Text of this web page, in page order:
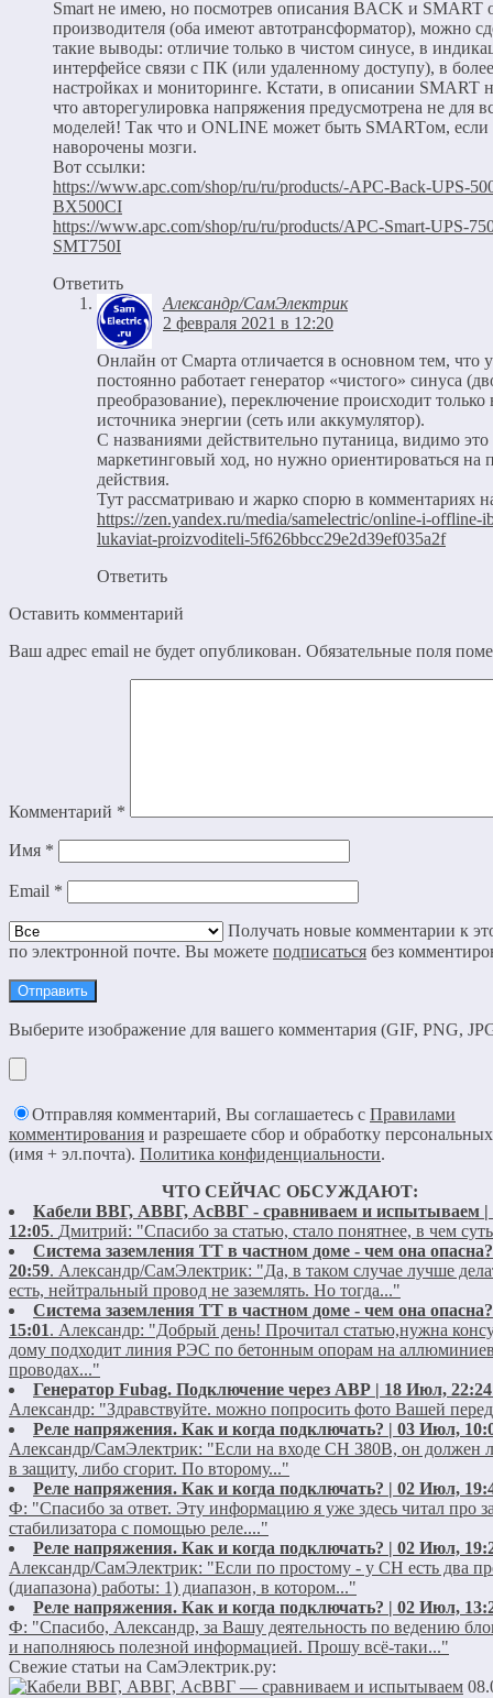
Smart не имею, но посмотрев описания BACK и SMART
производителя (оба имеют автотрансформатор), можно
такие выводы: отличие только в чистом синусе, в
интерфейсе связи с ПК (или удаленному доступу), в
настройках и мониторинге. Кстати, в описании SMART
что авторегулировка напряжения предусмотрена не для
моделей! Так что и ONLINE может быть SMARTом, если
наворочены мозги.
Вот ссылки:
https://www.apc.com/shop/ru/ru/products/-APC-Back-UPS-
BX500CI
https://www.apc.com/shop/ru/ru/products/APC-Smart-UPS-
SMT750I
Ответить
Александр/СамЭлектрик
2 февраля 2021 в 12:20
Онлайн от Смарта отличается в основном тем, что
постоянно работает генератор «чистого» синуса
преобразование), переключение происходит только
источника энергии (сеть или аккумулятор).
С названиями действительно путаница, видимо это
маркетинговый ход, но нужно ориентироваться на
действия.
Тут рассматриваю и жарко спорю в комментариях
https://zen.yandex.ru/media/samelectric/online-i-offline-
lukaviat-proizvoditeli-5f626bbcc29e2d39ef035a2f
Ответить
Оставить комментарий
Ваш адрес email не будет опубликован. Обязательные поля
Комментарий *
Имя *
Email *
Получать новые комментарии к
по электронной почте. Вы можете подписаться без
Выберите изображение для вашего комментария (GIF, PNG,
Отправляя комментарий, Вы соглашаетесь с Правилами
комментирования и разрешаете сбор и обработку
(имя + эл.почта). Политика конфиденциальности.
ЧТО СЕЙЧАС ОБСУЖДАЮТ:
Кабели ВВГ, АВВГ, АсВВГ - сравниваем и испытываем |
12:05. Дмитрий: "Спасибо за статью, стало понятнее, в чем
Система заземления ТТ в частном доме - чем она
20:59. Александр/СамЭлектрик: "Да, в таком случае лучше
есть, нейтральный провод не заземлять. Но тогда..."
Система заземления ТТ в частном доме - чем она
15:01. Александр: "Добрый день! Прочитал статью,нужна
дому подходит линия РЭС по бетонным опорам на
проводах..."
Генератор Fubag. Подключение через АВР | 18 Июл, 22:24
Александр: "Здравствуйте. можно попросить фото Вашей
Реле напряжения. Как и когда подключать? | 03 Июл,
Александр/СамЭлектрик: "Если на входе СН 380В, он должен
в защиту, либо сгорит. По второму..."
Реле напряжения. Как и когда подключать? | 02 Июл,
Ф: "Спасибо за ответ. Эту информацию я уже здесь читал про
стабилизатора с помощью реле...."
Реле напряжения. Как и когда подключать? | 02 Июл,
Александр/СамЭлектрик: "Если по простому - у СН есть два
(диапазона) работы: 1) диапазон, в котором..."
Реле напряжения. Как и когда подключать? | 02 Июл,
Ф: "Спасибо, Александр, за Вашу деятельность по ведению
и наполняюсь полезной информацией. Прошу всё-таки..."
Свежие статьи на СамЭлектрик.ру: